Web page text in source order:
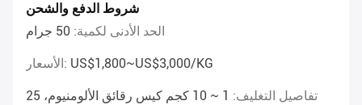
شروط الدفع والشحن
الحد الأدنى لكمية: 50 جرام
الأسعار: US$1,800~US$3,000/KG
تفاصيل التغليف:
1 ~ 10 كجم كيس رقائق الألومنيوم، 25